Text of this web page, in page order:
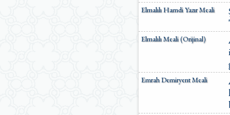
Elmalılı Hamdi Yazır Meali
Elmalılı Meali (Orijinal)
Emrah Demiryent Meali